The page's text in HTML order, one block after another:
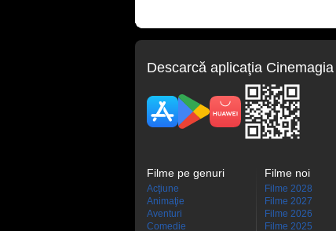
Descarcă aplicaţia Cinemagia
Filme pe genuri
Acţiune
Animaţie
Aventuri
Comedie
Filme noi
Filme 2028
Filme 2027
Filme 2026
Filme 2025